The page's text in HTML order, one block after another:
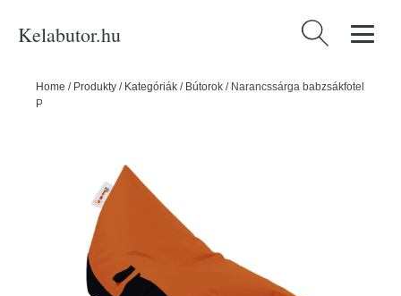
Kelabutor.hu Keresés:
Home / Produkty / Kategóriák / Bútorok / Narancssárga babzsákfotel
Pyramid – Floriane Garden